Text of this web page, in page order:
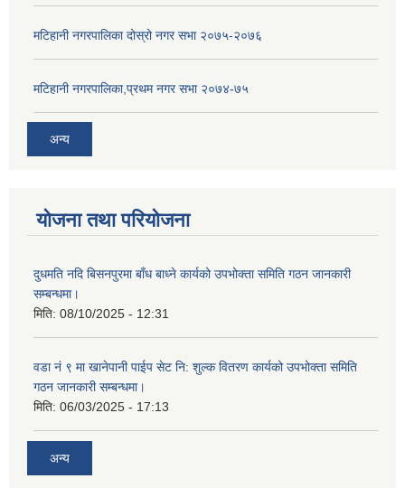
मटिहानी नगरपालिका दोस्रो नगर सभा २०७५-२०७६
मटिहानी नगरपालिका,प्रथम नगर सभा २०७४-७५
अन्य
योजना तथा परियोजना
दुधमति नदि बिसनपुरमा बाँध बाध्ने कार्यको उपभोक्ता समिति गठन जानकारी
सम्बन्धमा।
मिति: 08/10/2025 - 12:31
वडा नं ९ मा खानेपानी पाईप सेट नि: शुल्क वितरण कार्यको उपभोक्ता समिति
गठन जानकारी सम्बन्धमा।
मिति: 06/03/2025 - 17:13
अन्य